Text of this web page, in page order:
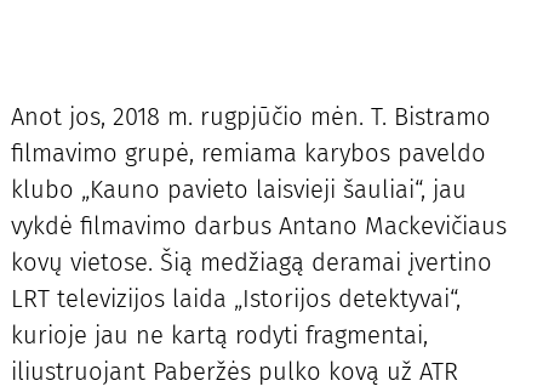
Anot jos, 2018 m. rugpjūčio mėn. T. Bistramo
filmavimo grupė, remiama karybos paveldo
klubo „Kauno pavieto laisvieji šauliai“, jau
vykdė filmavimo darbus Antano Mackevičiaus
kovų vietose. Šią medžiagą deramai įvertino
LRT televizijos laida „Istorijos detektyvai“,
kurioje jau ne kartą rodyti fragmentai,
iliustruojant Paberžės pulko kovą už ATR